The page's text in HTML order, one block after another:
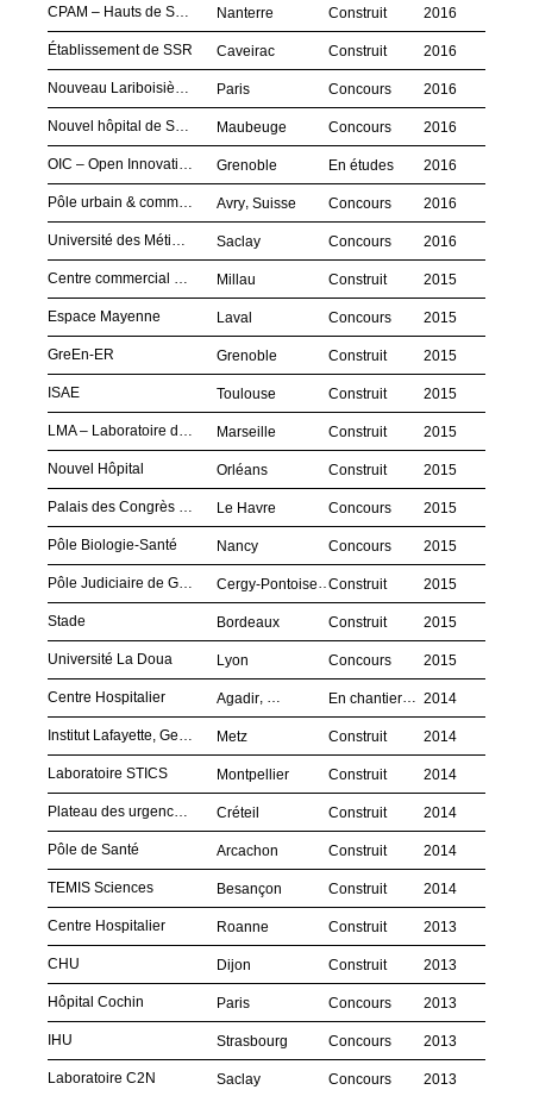
CPAM – Hauts de Seine Nanterre Construit 2016
Établissement de SSR Caveirac Construit 2016
Nouveau Lariboisière, Paris Paris Concours 2016
Nouvel hôpital de Sambre Avesnois Maubeuge Concours 2016
OIC – Open Innovation Centre Grenoble En études 2016
Pôle urbain & commercial Avry, Suisse Concours 2016
Université des Métiers Carrefour Saclay Concours 2016
Centre commercial La Capelle Millau Construit 2015
Espace Mayenne Laval Concours 2015
GreEn-ER Grenoble Construit 2015
ISAE Toulouse Construit 2015
LMA – Laboratoire de Mécanique et d’Acoustique Marseille Construit 2015
Nouvel Hôpital Orléans Construit 2015
Palais des Congrès et Docks Café Le Havre Concours 2015
Pôle Biologie-Santé Nancy Concours 2015
Pôle Judiciaire de Gendarmerie Nationale (PJGN) Cergy-Pontoise Construit 2015
Stade Bordeaux Construit 2015
Université La Doua Lyon Concours 2015
Centre Hospitalier Agadir, Maroc En chantier 2014
Institut Lafayette, Georgia Tech Lorraine Metz Construit 2014
Laboratoire STICS Montpellier Construit 2014
Plateau des urgences, CHI Créteil Construit 2014
Pôle de Santé Arcachon Construit 2014
TEMIS Sciences Besançon Construit 2014
Centre Hospitalier Roanne Construit 2013
CHU Dijon Construit 2013
Hôpital Cochin Paris Concours 2013
IHU Strasbourg Concours 2013
Laboratoire C2N Saclay Concours 2013